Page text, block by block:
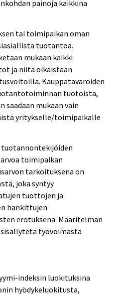
painoja kaikkina
tai toimipaikan oman
tuotantoa.
mukaan kaikki
ja niitä oikaistaan
Kauppatavaroiden
tuotoista,
mukaan vain
yritykselle/toimipaikalle
toimipaikan
tarkoituksena on
joka syntyy
tuottojen ja
hankittujen
erotuksena. Määritelmän
työvoimasta
indeksin luokituksina
hyödykeluokitusta,